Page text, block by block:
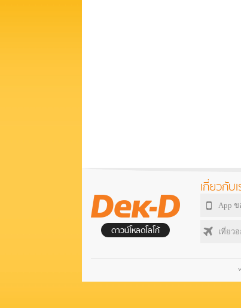
เกี่ยวกับ
App ข
เที่ยว
ดาวน์โหลดโลโก้